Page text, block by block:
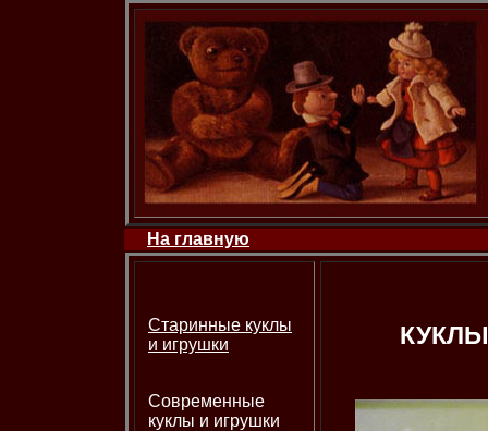
На главную
Старинные куклы
и игрушки
Современные
куклы и игрушки